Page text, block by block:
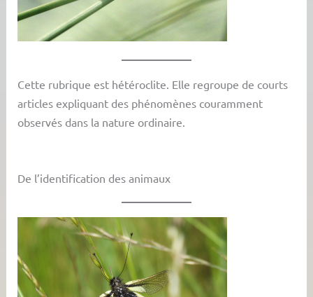
Cette rubrique est hétéroclite. Elle regroupe de courts
articles expliquant des phénomènes couramment
observés dans la nature ordinaire.
De l’identification des animaux